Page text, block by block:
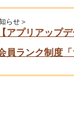
らせ＞
【アプリアップ
員ランク制度